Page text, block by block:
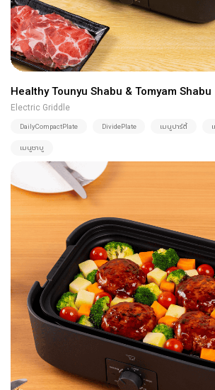
Healthy Tounyu Shabu & Tomyam Shabu
Electric Griddle
DailyCompactPlate DividePlate เมนูปาร์ตี้
เมนูชาบู